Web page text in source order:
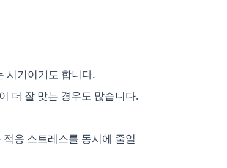
시기이기도 합니다.
더 잘 맞는 경우도 많습니다.
응 스트레스를 동시에 줄일